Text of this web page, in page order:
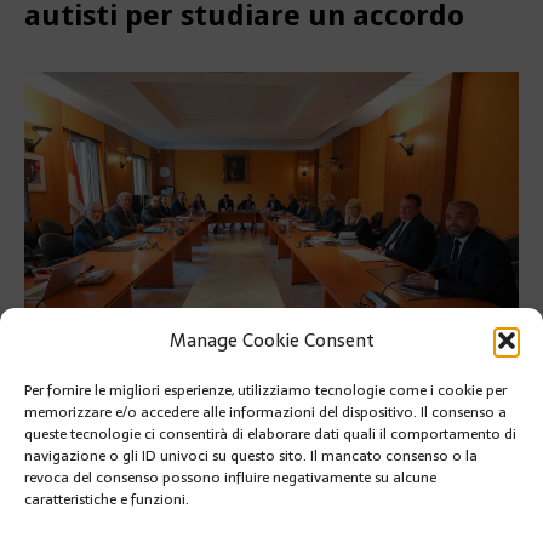
Manage Cookie Consent
Per fornire le migliori esperienze, utilizziamo tecnologie come i cookie per
memorizzare e/o accedere alle informazioni del dispositivo. Il consenso a
queste tecnologie ci consentirà di elaborare dati quali il comportamento di
navigazione o gli ID univoci su questo sito. Il mancato consenso o la
revoca del consenso possono influire negativamente su alcune
caratteristiche e funzioni.
autisti per studiare un accordo
Il Ministro di Stato Dartout incontra i rappresentanti
monegaschi e francesi di taxi e autisti per studiare un accordo
Il Ministro di Stato Dartout incontra i rappresentanti
monegaschi e francesi di taxi e autisti per studiare un accordo